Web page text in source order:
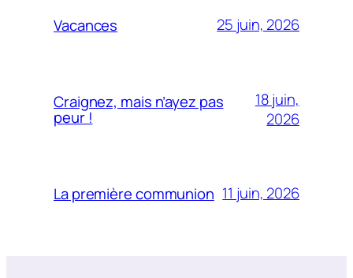
Vacances 25 juin, 2026
Craignez, mais n’ayez pas
peur !
18 juin,
2026
La première communion 11 juin, 2026